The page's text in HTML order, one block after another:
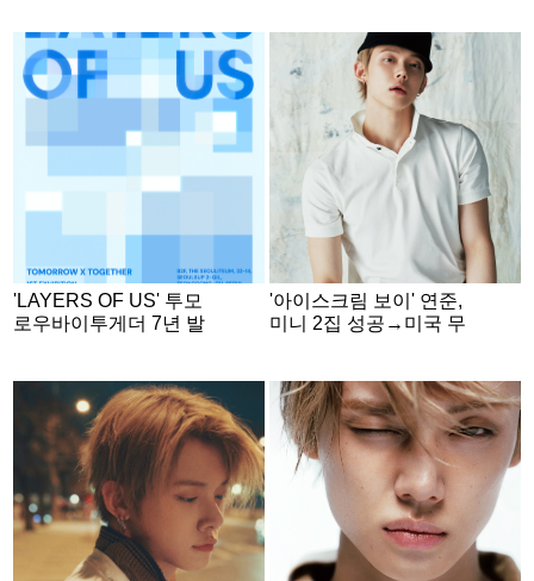
'LAYERS OF US' 투모
로우바이투게더 7년 발
'아이스크림 보이' 연준,
미니 2집 성공→미국 무